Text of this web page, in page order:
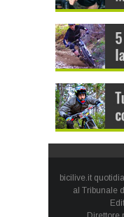
bicilive.it
al Tribunale